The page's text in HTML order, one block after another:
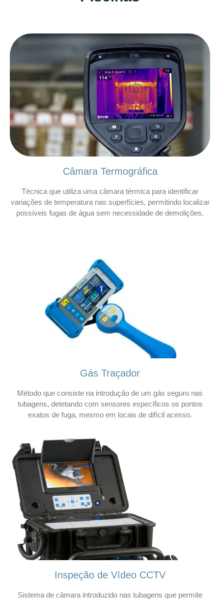
Câmara Termográfica
Técnica que utiliza uma câmara térmica para identificar
variações de temperatura nas superfícies, permitindo localizar
possíveis fugas de água sem necessidade de demolições.
Gás Traçador
Método que consiste na introdução de um gás seguro nas
tubagens, detetando com sensores específicos os pontos
exatos de fuga, mesmo em locais de difícil acesso.
Inspeção de Vídeo CCTV
Sistema de câmara introduzido nas tubagens que permite